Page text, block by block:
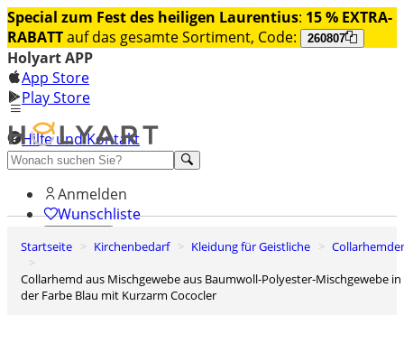
Special zum Fest des heiligen Laurentius: 15 % EXTRA-
RABATTauf das gesamte Sortiment, Code: 260807
Holyart APP
App Store
Play Store
Hilfe und Kontakt
Entdecken Sie Premium
Anmelden
Wunschliste
0
Startseite Kirchenbedarf Kleidung für Geistliche
Collarhemd aus Mischgewebe aus Baumwoll-Polyester-Mischgewebe in
der Farbe Blau mit Kurzarm Cococler